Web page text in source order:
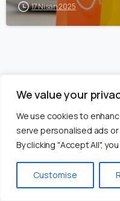
We value your
We use cookies to
serve personalised ads
By clicking "Accept All",
Customise
17 Nisan 2025
Bize